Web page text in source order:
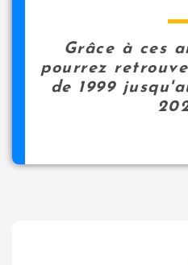
Grâce à ces
pourrez
de 1999